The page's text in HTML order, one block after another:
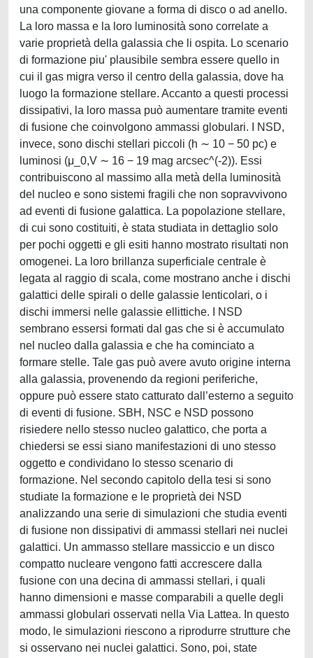
una componente giovane a forma di disco o ad anello.
La loro massa e la loro luminosità sono correlate a
varie proprietà della galassia che li ospita. Lo scenario
di formazione piu' plausibile sembra essere quello in
cui il gas migra verso il centro della galassia, dove ha
luogo la formazione stellare. Accanto a questi processi
dissipativi, la loro massa può aumentare tramite eventi
di fusione che coinvolgono ammassi globulari. I NSD,
invece, sono dischi stellari piccoli (h ∼ 10 − 50 pc) e
luminosi (μ_0,V ∼ 16 − 19 mag arcsec^(-2)). Essi
contribuiscono al massimo alla metà della luminosità
del nucleo e sono sistemi fragili che non sopravvivono
ad eventi di fusione galattica. La popolazione stellare,
di cui sono costituiti, è stata studiata in dettaglio solo
per pochi oggetti e gli esiti hanno mostrato risultati non
omogenei. La loro brillanza superficiale centrale è
legata al raggio di scala, come mostrano anche i dischi
galattici delle spirali o delle galassie lenticolari, o i
dischi immersi nelle galassie ellittiche. I NSD
sembrano essersi formati dal gas che si è accumulato
nel nucleo dalla galassia e che ha cominciato a
formare stelle. Tale gas può avere avuto origine interna
alla galassia, provenendo da regioni periferiche,
oppure può essere stato catturato dall’esterno a seguito
di eventi di fusione. SBH, NSC e NSD possono
risiedere nello stesso nucleo galattico, che porta a
chiedersi se essi siano manifestazioni di uno stesso
oggetto e condividano lo stesso scenario di
formazione. Nel secondo capitolo della tesi si sono
studiate la formazione e le proprietà dei NSD
analizzando una serie di simulazioni che studia eventi
di fusione non dissipativi di ammassi stellari nei nuclei
galattici. Un ammasso stellare massiccio e un disco
compatto nucleare vengono fatti accrescere dalla
fusione con una decina di ammassi stellari, i quali
hanno dimensioni e masse comparabili a quelle degli
ammassi globulari osservati nella Via Lattea. In questo
modo, le simulazioni riescono a riprodurre strutture che
si osservano nei nuclei galattici. Sono, poi, state